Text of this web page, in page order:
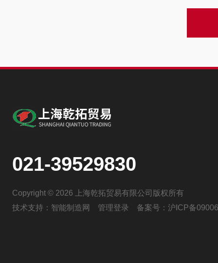
021-39529830
Copyright © 2026 上海乾拓贸易有限公司版权所有
技术支持： 智能制造网 管理登录 备案号： 沪ICP备